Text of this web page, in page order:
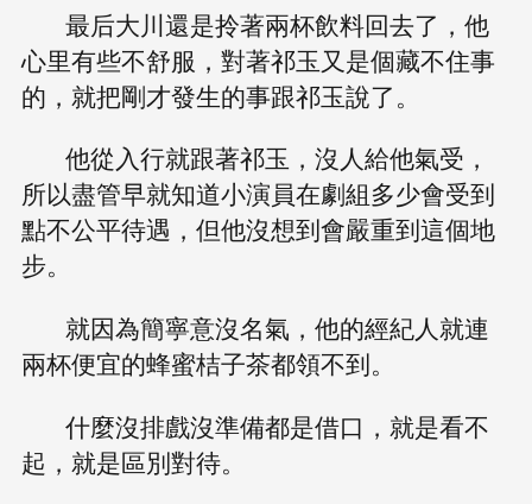
最后大川還是拎著兩杯飲料回去了，他
心里有些不舒服，對著祁玉又是個藏不住事
的，就把剛才發生的事跟祁玉說了。
他從入行就跟著祁玉，沒人給他氣受，
所以盡管早就知道小演員在劇組多少會受到
點不公平待遇，但他沒想到會嚴重到這個地
步。
就因為簡寧意沒名氣，他的經紀人就連
兩杯便宜的蜂蜜桔子茶都領不到。
什麼沒排戲沒準備都是借口，就是看不
起，就是區別對待。